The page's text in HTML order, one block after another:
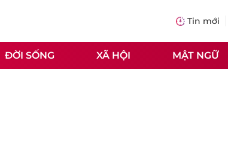
Tin mới
ĐỜI SỐNG XÃ HỘI MẬT NGỮ